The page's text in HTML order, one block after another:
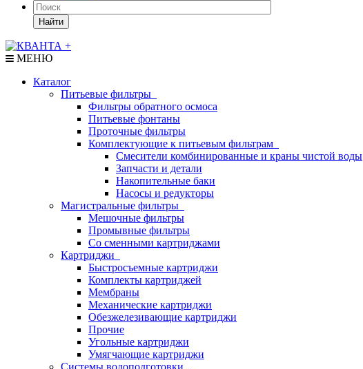
Найти
МЕНЮ
Каталог
Питьевые фильтры
Фильтры обратного осмоса
Питьевые фонтаны
Проточные фильтры
Комплектующие к питьевым фильтрам
Смесители комбинированные и краны чистой воды
Запчасти и детали
Накопительные баки
Насосы и редукторы
Магистральные фильтры
Мешочные фильтры
Промывные фильтры
Со сменными картриджами
Картриджи
Быстросъемные картриджи
Комплекты картриджей
Мембраны
Механические картриджи
Обезжелезивающие картриджи
Прочие
Угольные картриджи
Умягчающие картриджи
Системы водоподготовки